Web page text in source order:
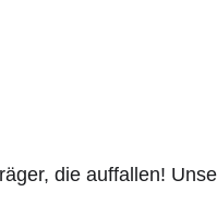
die auffallen!